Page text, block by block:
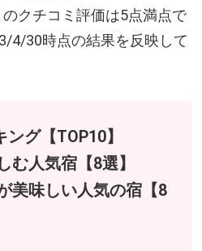
クチコミ評価は5点満点で
4/30時点の結果を反映して
グ【TOP10】
む人気宿【8選】
美味しい人気の宿【8